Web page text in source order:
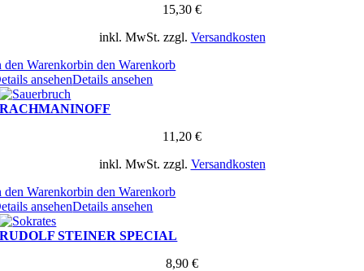
15,30 €
inkl. MwSt. zzgl. Versandkosten
den Warenkorbin den Warenkorb
ansehenDetails ansehen
RACHMANINOFF
11,20 €
inkl. MwSt. zzgl. Versandkosten
den Warenkorbin den Warenkorb
ansehenDetails ansehen
RUDOLF STEINER SPECIAL
8,90 €